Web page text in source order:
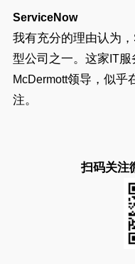
ServiceNow
我有充分的理由认为，
型公司之一。这家 IT服
McDermott领导，似乎
注。
扫码关注